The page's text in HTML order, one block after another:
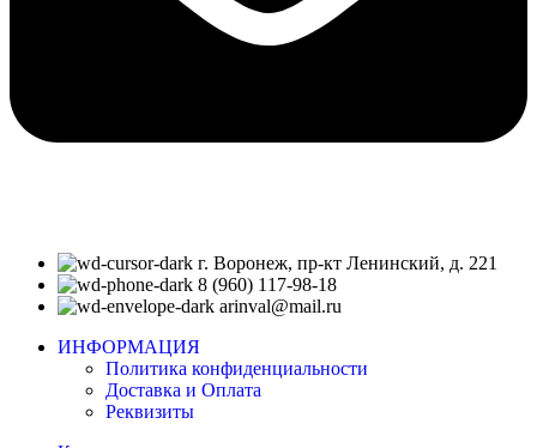
г. Воронеж, пр-кт Ленинский, д. 221
8 (960) 117-98-18
arinval@mail.ru
ИНФОРМАЦИЯ
Политика конфиденциальности
Доставка и Оплата
Реквизиты